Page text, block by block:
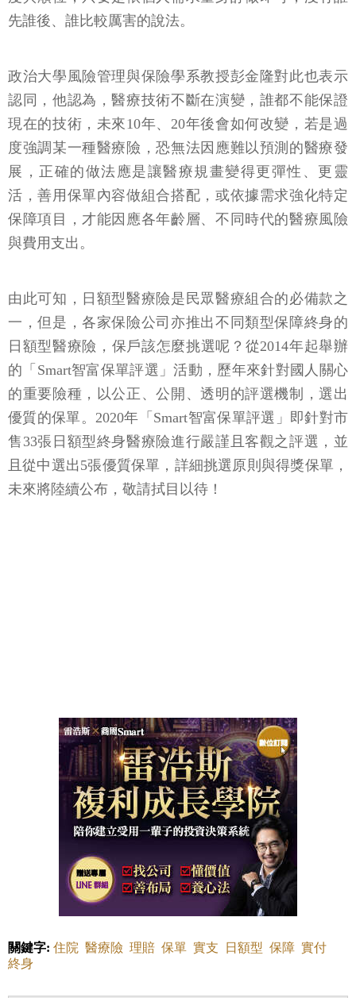
先誰後、誰比較厲害的說法。
政治大學風險管理與保險學系教授彭金隆對此也表示
認同，他認為，醫療技術不斷在演變，誰都不能保證
現在的技術，未來10年、20年後會如何改變，若是過
度強調某一種醫療險，恐無法因應難以預測的醫療發
展，正確的做法應是讓醫療規畫變得更彈性、更靈
活，善用保單內容做組合搭配，或依據需求強化特定
保障項目，才能因應各年齡層、不同時代的醫療風險
與費用支出。
由此可知，日額型醫療險是民眾醫療組合的必備款之
一，但是，各家保險公司亦推出不同類型保障終身的
日額型醫療險，保戶該怎麼挑選呢？從2014年起舉辦
的「Smart智富保單評選」活動，歷年來針對國人關心
的重要險種，以公正、公開、透明的評選機制，選出
優質的保單。2020年「Smart智富保單評選」即針對市
售33張日額型終身醫療險進行嚴謹且客觀之評選，並
且從中選出5張優質保單，詳細挑選原則與得獎保單，
未來將陸續公布，敬請拭目以待！
關鍵字: 住院 醫療險 理賠 保單 實支 日額型 保障 實付
終身